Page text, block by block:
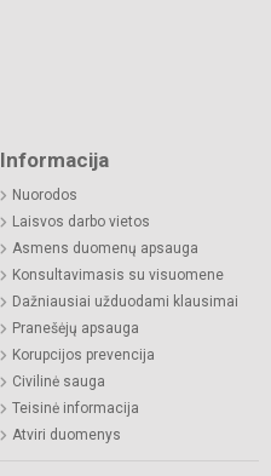
Informacija
Nuorodos
Laisvos darbo vietos
Asmens duomenų apsauga
Konsultavimasis su visuomene
Dažniausiai užduodami klausimai
Pranešėjų apsauga
Korupcijos prevencija
Civilinė sauga
Teisinė informacija
Atviri duomenys